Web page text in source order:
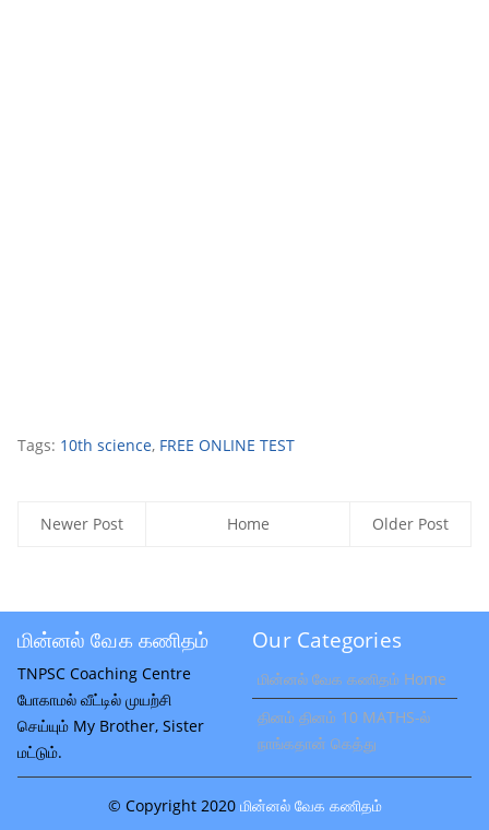
Tags: 10th science, FREE ONLINE TEST
Newer Post Older Post
Home
மின்னல் வேக கணிதம்
TNPSC Coaching Centre
போகாமல் வீட்டில் முயற்சி
செய்யும் My Brother, Sister
மட்டும்.
Our Categories
மின்னல் வேக கணிதம் Home
தினம் தினம் 10 MATHS-ல்
நாங்கதான் கெத்து
© Copyright 2020 மின்னல் வேக கணிதம்